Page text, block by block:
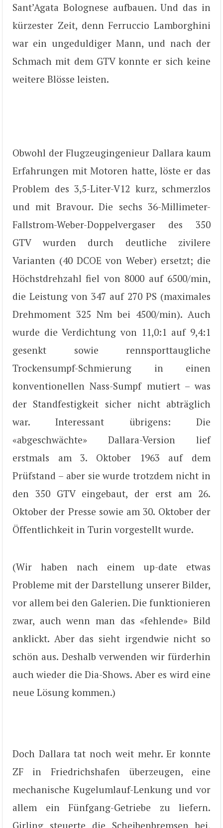
Sant’Agata Bolognese aufbauen. Und das in
kürzester Zeit, denn Ferruccio Lamborghini
war ein ungeduldiger Mann, und nach der
Schmach mit dem GTV konnte er sich keine
weitere Blösse leisten.
Obwohl der Flugzeugingenieur Dallara kaum
Erfahrungen mit Motoren hatte, löste er das
Problem des 3,5-Liter-V12 kurz, schmerzlos
und mit Bravour. Die sechs 36-Millimeter-
Fallstrom-Weber-Doppelvergaser des 350
GTV wurden durch deutliche zivilere
Varianten (40 DCOE von Weber) ersetzt; die
Höchstdrehzahl fiel von 8000 auf 6500/min,
die Leistung von 347 auf 270 PS (maximales
Drehmoment 325 Nm bei 4500/min). Auch
wurde die Verdichtung von 11,0:1 auf 9,4:1
gesenkt sowie rennsporttaugliche
Trockensumpf-Schmierung in einen
konventionellen Nass-Sumpf mutiert – was
der Standfestigkeit sicher nicht abträglich
war. Interessant übrigens: Die
«abgeschwächte» Dallara-Version lief
erstmals am 3. Oktober 1963 auf dem
Prüfstand – aber sie wurde trotzdem nicht in
den 350 GTV eingebaut, der erst am 26.
Oktober der Presse sowie am 30. Oktober der
Öffentlichkeit in Turin vorgestellt wurde.
(Wir haben nach einem up-date etwas
Probleme mit der Darstellung unserer Bilder,
vor allem bei den Galerien. Die funktionieren
zwar, auch wenn man das «fehlende» Bild
anklickt. Aber das sieht irgendwie nicht so
schön aus. Deshalb verwenden wir fürderhin
auch wieder die Dia-Shows. Aber es wird eine
neue Lösung kommen.)
Doch Dallara tat noch weit mehr. Er konnte
ZF in Friedrichshafen überzeugen, eine
mechanische Kugelumlauf-Lenkung und vor
allem ein Fünfgang-Getriebe zu liefern.
Girling steuerte die Scheibenbremsen bei,